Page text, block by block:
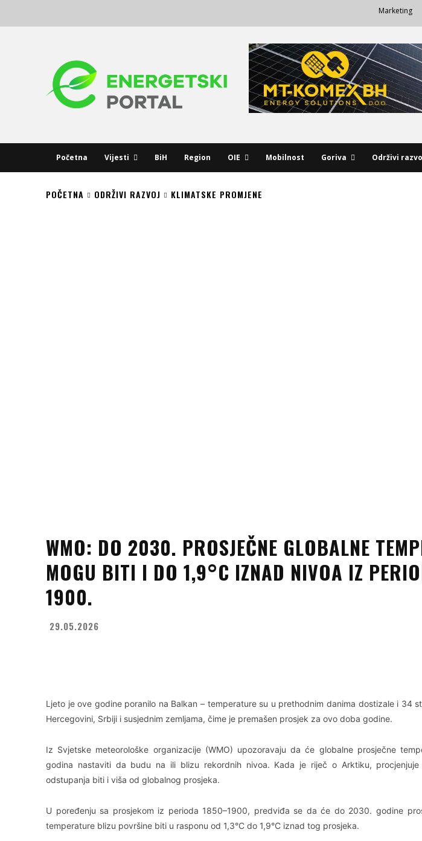
Marketing
Početna Vijesti BiH Region OIE Mobilnost Goriva Održivi
POČETNA ODRŽIVI RAZVOJ KLIMATSKE PROMJENE
WMO: DO 2030. PROSJEČNE GLOBALNE
MOGU BITI I DO 1,9°C IZNAD NIVOA IZ
1900.
29.05.2026
Ljeto je ove godine poranilo na Balkan – temperature su u prethodnim danima dostizale i 34
Hercegovini, Srbiji i susjednim zemljama, čime je premašen prosjek za ovo doba godine.
Iz Svjetske meteorološke organizacije (WMO) upozoravaju da će globalne prosječne
godina nastaviti da budu na ili blizu rekordnih nivoa. Kada je riječ o Arktiku,
odstupanja biti i viša od globalnog prosjeka.
U poređenju sa prosjekom iz perioda 1850–1900, predviđa se da će do 2030. godine
temperature blizu površine biti u rasponu od 1,3°C do 1,9°C iznad tog prosjeka.